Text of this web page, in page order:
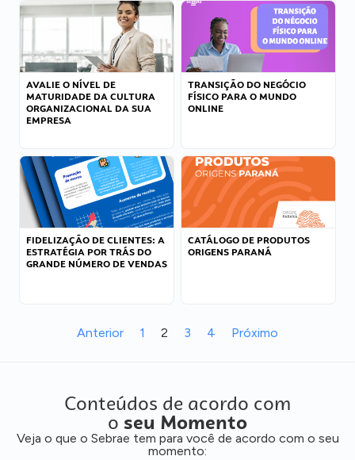
AVALIE O NÍVEL DE
MATURIDADE DA CULTURA
ORGANIZACIONAL DA SUA
EMPRESA
TRANSIÇÃO DO NEGÓCIO
FÍSICO PARA O MUNDO
ONLINE
FIDELIZAÇÃO DE CLIENTES: A
ESTRATÉGIA POR TRÁS DO
GRANDE NÚMERO DE VENDAS
CATÁLOGO DE PRODUTOS
ORIGENS PARANÁ
Anterior 1 2 3 4 Próximo
Conteúdos de acordo com
o seu Momento
Veja o que o Sebrae tem para você de acordo com o seu
momento: